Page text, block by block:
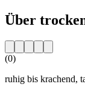
Über
(0)
ruhig bis krachend,